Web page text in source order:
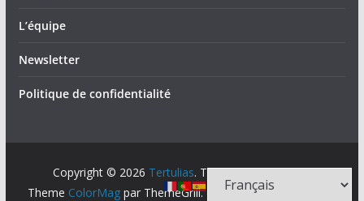
L’équipe
Newsletter
Politique de confidentialité
Copyright © 2026 Tertulias. Tous droits réservés.
Theme ColorMagpar ThemeGrill. Propulsé par